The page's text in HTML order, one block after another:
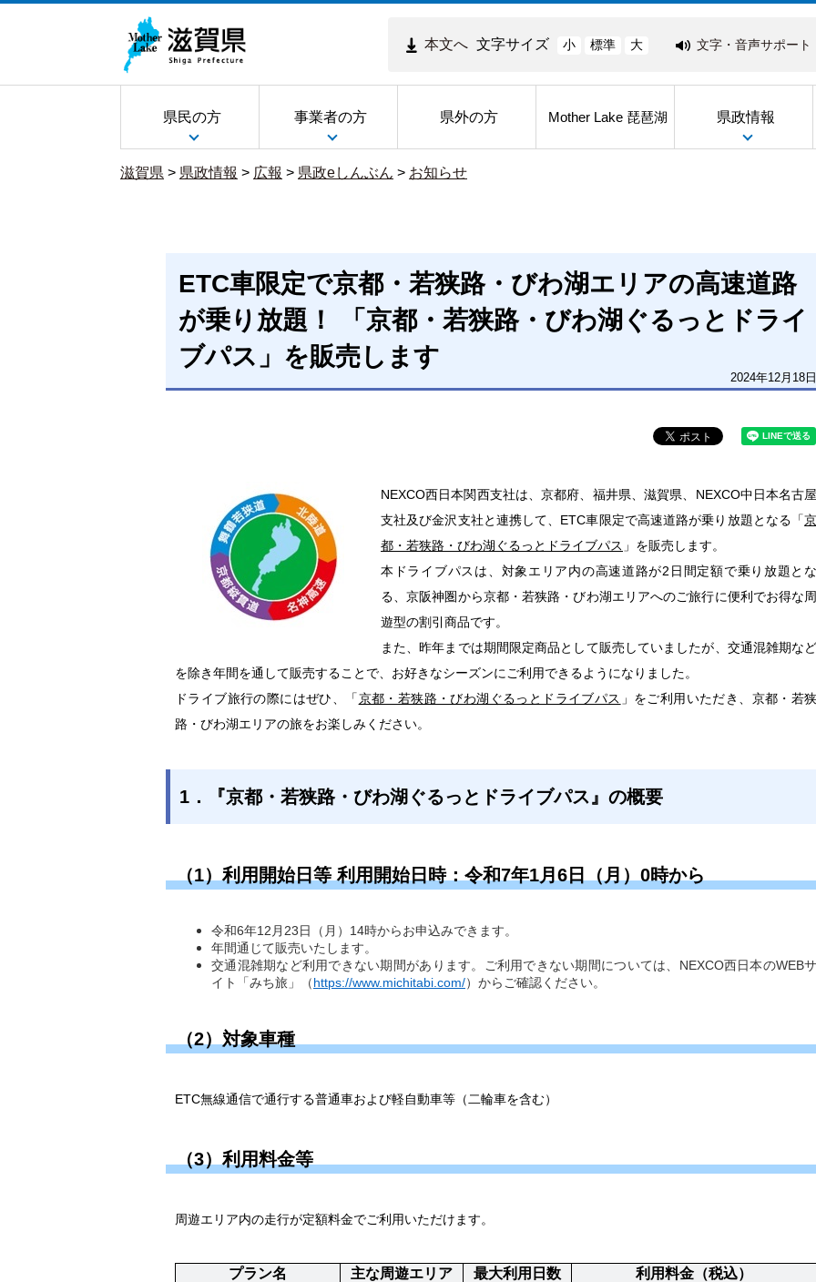
本文へ 文字サイズ 小 標準 大 文字・音声サポート
県民の方 事業者の方 県外の方 Mother Lake 琵琶湖 県政情報
滋賀県 > 県政情報 > 広報 > 県政eしんぶん > お知らせ
ETC車限定で京都・若狭路・びわ湖エリアの高速道路
が乗り放題！ 「京都・若狭路・びわ湖ぐるっとドライ
ブパス」を販売します
2024年12月18
NEXCO西日本関西支社は、京都府、福井県、滋賀県、NEXCO中日本名古
支社及び金沢支社と連携して、ETC車限定で高速道路が乗り放題となる「
都・若狭路・びわ湖ぐるっとドライブパス 」を販売します。
本ドライブパスは、対象エリア内の高速道路が2日間定額で乗り放題と
る、京阪神圏から京都・若狭路・びわ湖エリアへのご旅行に便利でお得な
遊型の割引商品です。
また、昨年までは期間限定商品として販売していましたが、交通混雑期な
を除き年間を通して販売することで、お好きなシーズンにご利用できるようになりました。
ドライブ旅行の際にはぜひ、「京都・若狭路・びわ湖ぐるっとドライブパス 」をご利用いただき、京都・若
路・びわ湖エリアの旅をお楽しみください。
1．『京都・若狭路・びわ湖ぐるっとドライブパス』の概要
（1）利用開始日等 利用開始日時：令和7年1月6日（月）0時から
令和6年12月23日（月）14時からお申込みできます。
年間通じて販売いたします。
交通混雑期など利用できない期間があります。ご利用できない期間については、NEXCO西日本のWEB
イト「みち旅」（https://www.michitabi.com/）からご確認ください。
（2）対象車種
ETC無線通信で通行する普通車および軽自動車等（二輪車を含む）
（3）利用料金等
周遊エリア内の走行が定額料金でご利用いただけます。
プラン名 主な周遊エリア 最大利用日数
利用料金（税込）